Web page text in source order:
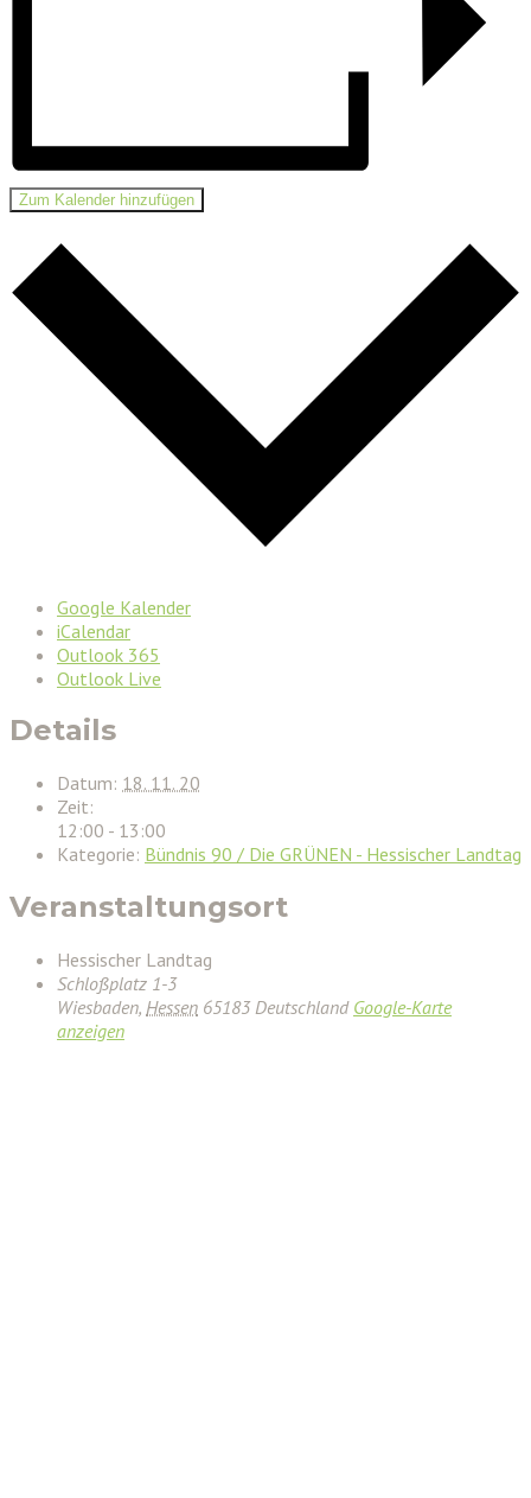
Zum Kalender hinzufügen
Google Kalender
iCalendar
Outlook 365
Outlook Live
Details
Datum: 18. 11. 20
Zeit:
12:00 - 13:00
Kategorie: Bündnis 90 / Die GRÜNEN - Hessischer Landtag
Veranstaltungsort
Hessischer Landtag
Schloßplatz 1-3
Wiesbaden, Hessen 65183 Deutschland Google-Karte
anzeigen